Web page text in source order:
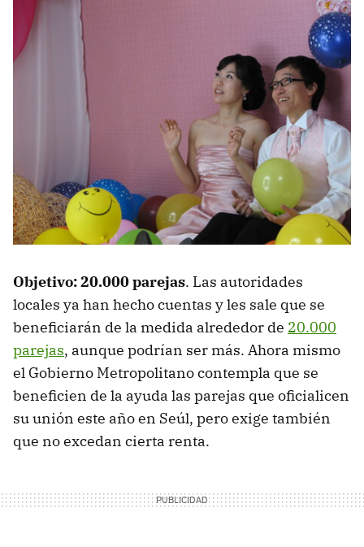
Objetivo: 20.000 parejas. Las autoridades
locales ya han hecho cuentas y les sale que se
beneficiarán de la medida alrededor de 20.000
parejas, aunque podrían ser más. Ahora mismo
el Gobierno Metropolitano contempla que se
beneficien de la ayuda las parejas que oficialicen
su unión este año en Seúl, pero exige también
que no excedan cierta renta.